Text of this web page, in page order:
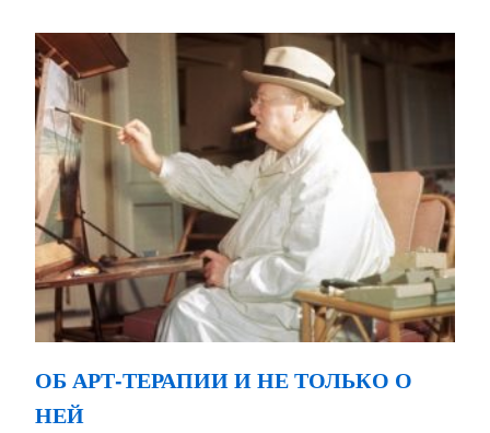
ОБ АРТ-ТЕРАПИИ И НЕ ТОЛЬКО О
НЕЙ